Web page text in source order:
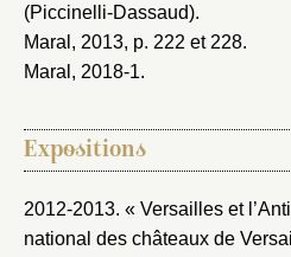
(Piccinelli-Dassaud).
Maral, 2013, p. 222 et 228.
Maral, 2018-1.
Expositions
2012-2013. « Versailles et
national des châteaux de